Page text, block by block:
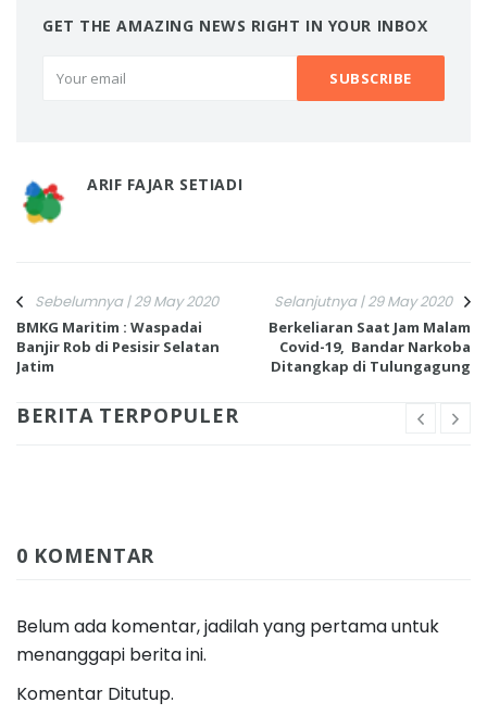
GET THE AMAZING NEWS RIGHT IN YOUR INBOX
ARIF FAJAR SETIADI
Sebelumnya | 29 May 2020
BMKG Maritim : Waspadai
Banjir Rob di Pesisir Selatan
Jatim
Selanjutnya | 29 May 2020
Berkeliaran Saat Jam Malam
Covid-19, Bandar Narkoba
Ditangkap di Tulungagung
BERITA TERPOPULER
0 KOMENTAR
Belum ada komentar, jadilah yang pertama untuk
menanggapi berita ini.
Komentar Ditutup.